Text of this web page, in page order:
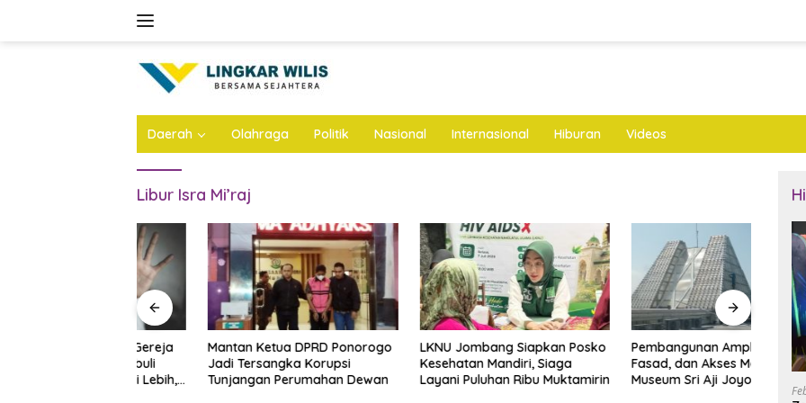
Daerah Olahraga Politik Nasional Internasional Hiburan Videos
Libur Isra Mi’raj
Mantan Ketua DPRD Ponorogo
Jadi Tersangka Korupsi
Tunjangan Perumahan Dewan
LKNU Jombang Siapkan Posko
Kesehatan Mandiri, Siaga
Layani Puluhan Ribu Muktamirin
Pembangunan Amphitheater,
Fasad, dan Akses Masuk
Museum Sri Aji Joyoboyo